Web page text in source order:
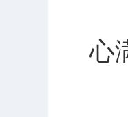
心